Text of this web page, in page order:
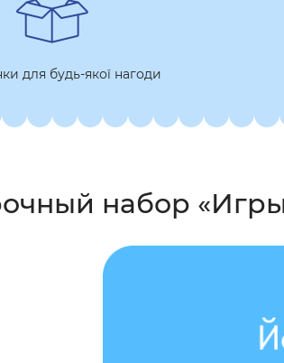
для будь-якої нагоди
набор «Игры